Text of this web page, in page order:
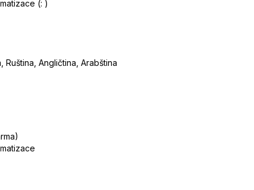
(: )
Ruština, Angličtina, Arabština